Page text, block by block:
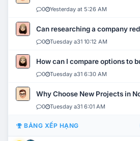
0 Yesterday at 5:26 AM
Can researching a company
0 Tuesday a31 10:12 AM
How can I compare options to
0 Tuesday a31 6:30 AM
Why Choose New Projects in
0 Tuesday a31 6:01 AM
BẢNG XẾP HẠNG